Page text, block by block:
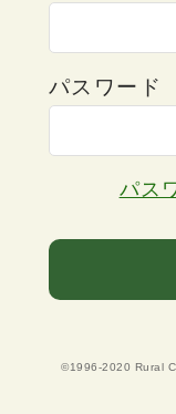
パスワード
パス
©1996-2020 Rural